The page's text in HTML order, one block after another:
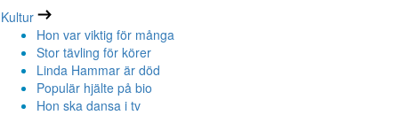
Kultur
Hon var viktig för många
Stor tävling för körer
Linda Hammar är död
Populär hjälte på bio
Hon ska dansa i tv